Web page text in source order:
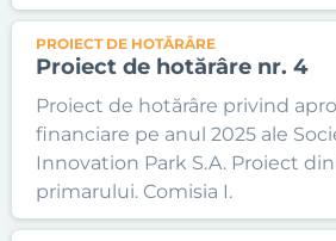
PROIECT DE HOTĂRÂRE
Proiect de hotărâre nr. 4
Proiect de hotărâre privind
financiare pe anul 2025 ale
Innovation Park S.A. Proiect
primarului. Comisia I.